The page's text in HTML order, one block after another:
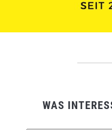
WAS